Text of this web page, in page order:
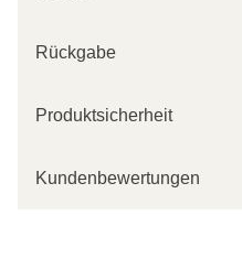
Rückgabe
Produktsicherheit
Kundenbewertungen